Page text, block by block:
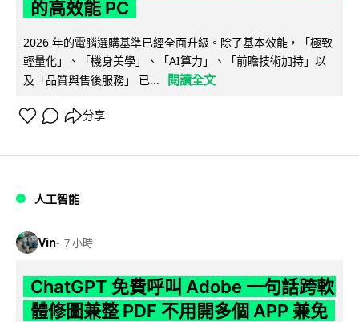
的高效能 PC
2026 年的電腦選購基準已經全面升級。除了基本效能，「極致
輕量化」、「機身美學」、「AI算力」、「前瞻技術加持」以
及「品質與售後服務」 已...
閱讀全文
分享
人工智能
Vin 7 小時
ChatGPT 免費呼叫 Adobe 一句話跨軟
體修圖兼整 PDF 不用開多個 APP 兼免